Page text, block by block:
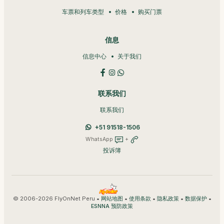
车票和列车类型 价格 购买门票
信息
信息中心 关于我们
联系我们
联系我们
+51 91518-1506
WhatsApp +
投诉簿
© 2006-2026 FlyOnNet Peru • 网站地图 • 使用条款 • 隐私政策• 数据保护•
ESNNA 预防政策